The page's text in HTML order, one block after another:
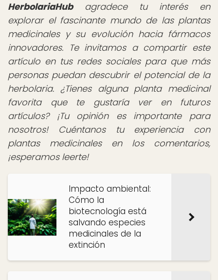
HerbolariaHubagradece tu interés en
explorar el fascinante mundo de las plantas
medicinales y su evolución hacia fármacos
innovadores. Te invitamos a compartir este
artículo en tus redes sociales para que más
personas puedan descubrir el potencial de la
herbolaria. ¿Tienes alguna planta medicinal
favorita que te gustaría ver en futuros
artículos? ¡Tu opinión es importante para
nosotros! Cuéntanos tu experiencia con
plantas medicinales en los comentarios,
¡esperamos leerte!
Impacto ambiental:
Cómo la
biotecnología está
salvando especies
medicinales de la
extinción